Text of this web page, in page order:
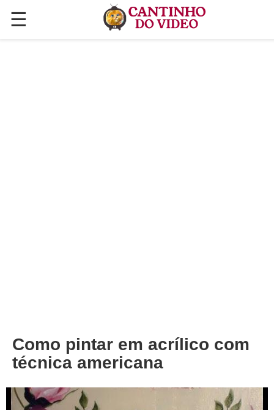
☰
✕
Como pintar em acrílico com
técnica americana